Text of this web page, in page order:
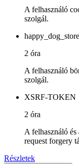
A felhasználó
szolgál.
2 óra
A felhasználó
szolgál.
XSRF-TOKEN
2 óra
A felhasználó
request forgery
Részletek